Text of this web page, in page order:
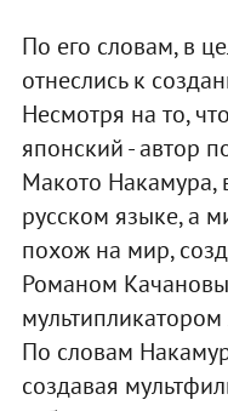
По его словам, в
отнеслись к
Несмотря на то,
японский - автор
Макото Накамура,
русском языке, а
похож на мир,
Романом
По словам
создавая